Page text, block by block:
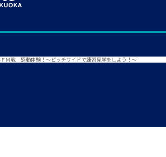
ＦＭ戦 感動体験！～ピッチサイドで練習見学をしよう！～